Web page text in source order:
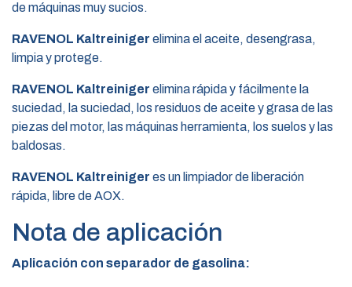
de máquinas muy sucios.
RAVENOL Kaltreiniger elimina el aceite, desengrasa,
limpia y protege.
RAVENOL Kaltreiniger elimina rápida y fácilmente la
suciedad, la suciedad, los residuos de aceite y grasa de las
piezas del motor, las máquinas herramienta, los suelos y las
baldosas.
RAVENOL Kaltreiniger es un limpiador de liberación
rápida, libre de AOX.
Nota de aplicación
Aplicación con separador de gasolina: